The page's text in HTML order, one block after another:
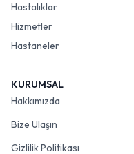
Hastalıklar
Hizmetler
Hastaneler
KURUMSAL
Hakkımızda
Bize Ulaşın
Gizlilik Politikası